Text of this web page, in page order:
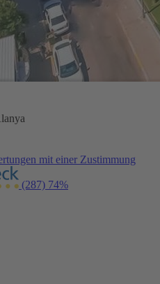
mit einer Zustimmung
(287) 74%